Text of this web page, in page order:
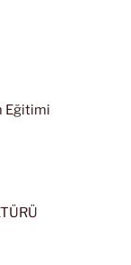
Eğitimi